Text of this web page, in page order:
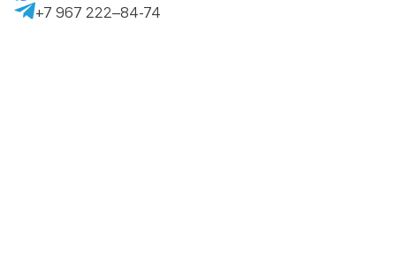
+7 967 222–84-74